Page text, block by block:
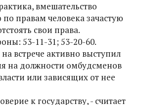
вмешательство
правам человека зачастую
свои права.
53-11-31; 53-20-60.
встрече активно выступил
на должности омбудсменов
или зависящих от нее
к государству, - считает